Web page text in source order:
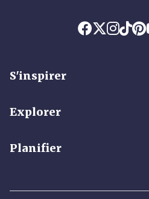
S'inspirer
Explorer
Planifier